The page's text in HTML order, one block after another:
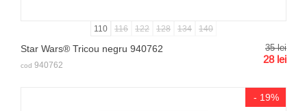
110 116 122 128 134 140
Star Wars® Tricou negru 940762 35 lei
28 lei
cod 940762
- 19%